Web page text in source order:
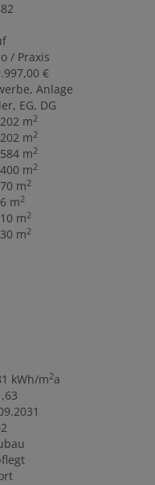
/ Praxis
€
Anlage
EG, DG
m2
m2
m2
m2
m2
m2
m2
m2
kWh/m2a